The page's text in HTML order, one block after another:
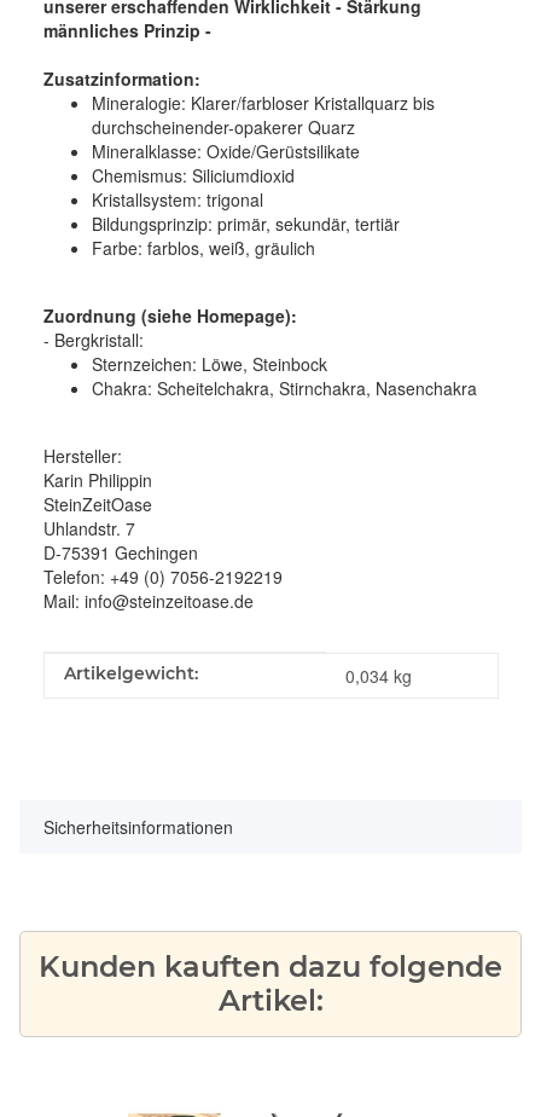
unserer erschaffenden Wirklichkeit - Stärkung
männliches Prinzip -
Zusatzinformation:
Mineralogie: Klarer/farbloser Kristallquarz bis
durchscheinender-opakerer Quarz
Mineralklasse: Oxide/Gerüstsilikate
Chemismus: Siliciumdioxid
Kristallsystem: trigonal
Bildungsprinzip: primär, sekundär, tertiär
Farbe: farblos, weiß, gräulich
Zuordnung (siehe Homepage):
- Bergkristall:
Sternzeichen: Löwe, Steinbock
Chakra: Scheitelchakra, Stirnchakra, Nasenchakra
Hersteller:
Karin Philippin
SteinZeitOase
Uhlandstr. 7
D-75391 Gechingen
Telefon: +49 (0) 7056-2192219
Mail: info@steinzeitoase.de
Produkteigenschaft
Wert
Artikelgewicht: 0,034 kg
Sicherheitsinformationen
Kunden kauften dazu folgende
Artikel: